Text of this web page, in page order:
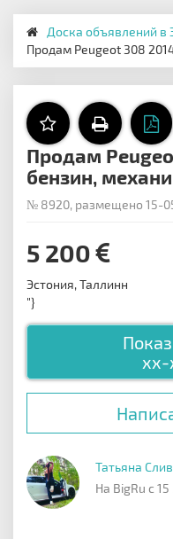
Доска объявлений в
Продам Peugeot 308
Продам
бензин,
№ 8920, размещено 15-
5 200
Эстония, Таллинн
"}
Татьяна
На BigRu с